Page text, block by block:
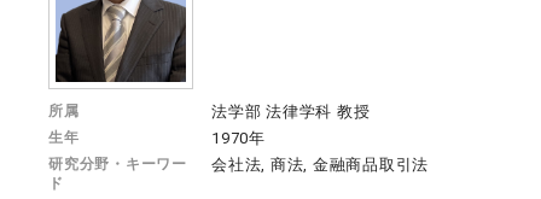
所属 法学部 法律学科 教授
生年 1970年
研究分野・キーワー
ド
会社法, 商法, 金融商品取引法